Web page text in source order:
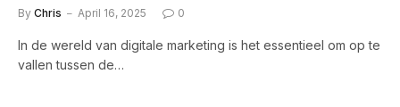
By Chris April 16, 2025 0
In de wereld van digitale marketing is het essentieel om op te
vallen tussen de…